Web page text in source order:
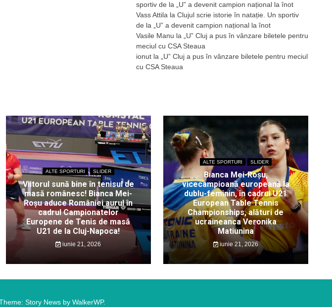
sportiv de la „U” a devenit campion național la înot
Vass Attila la Clujul scrie istorie în natație. Un sportiv
de la „U” a devenit campion național la înot
Vasile Manu la
„U” Cluj a pus în vânzare biletele pentru
meciul cu CSA Steaua
ionut la
„U” Cluj a pus în vânzare biletele pentru meciul
cu CSA Steaua
ALTE SPORTURI SLIDER
Viitorul sună bine în tenisul de
masă românesc! Bianca Mei-
Roșu aduce României aurul în
cadrul Campionatelor
Europene de Tenis de masă
U21 de la Cluj-Napoca!
iunie 21, 2026
ALTE SPORTURI SLIDER
Bianca Mei-Roșu,
vicecampioană europeană la
dublu-feminin, în cadrul U21
European Table Tennis
Championships, alături de
ucraineanca Veronika
Matiunina
iunie 21, 2026
Story News by WalkerWP.